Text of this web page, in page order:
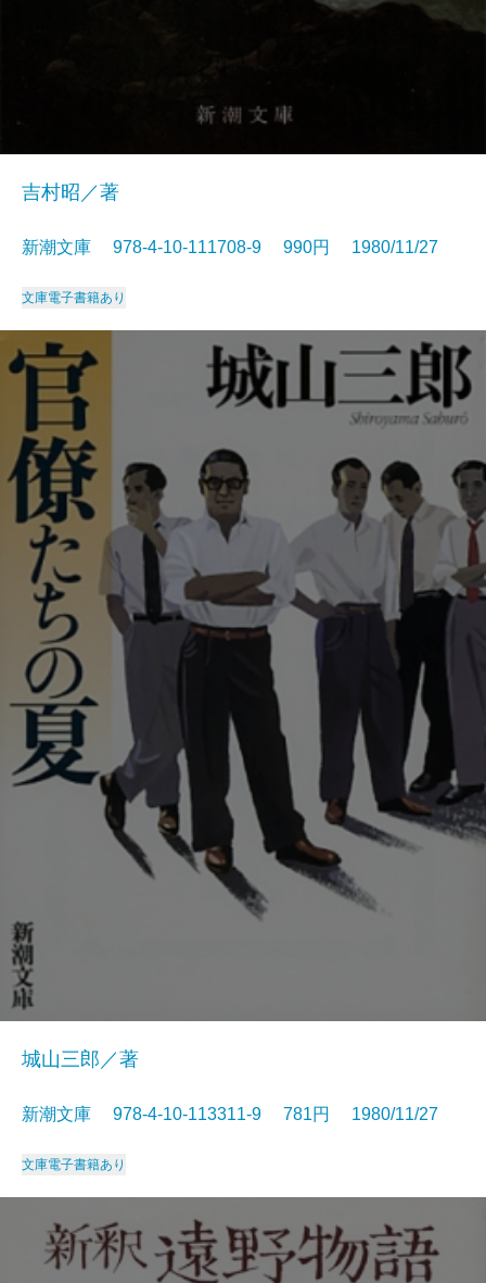
吉村昭／著
新潮文庫 978-4-10-111708-9 990円 1980/11/27
文庫電子書籍あり
城山三郎／著
新潮文庫 978-4-10-113311-9 781円 1980/11/27
文庫電子書籍あり